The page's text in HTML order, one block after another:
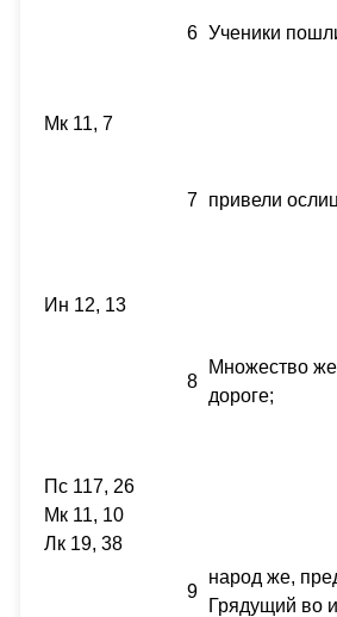
6 Ученики
Мк 11, 7
7 привели
Ин 12, 13
8
Множество же
дороге;
Пс 117, 26
Мк 11, 10
Лк 19, 38
9
народ же,
Грядущий во